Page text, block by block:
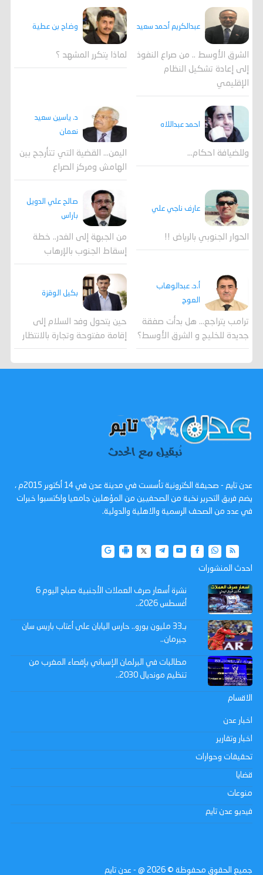
عبدالكريم أحمد سعيد
الشرق الأوسط .. من صراع النفوذ
إلى إعادة تشكيل النظام
الإقليمي
وضاح بن عطية
لماذا يتكرر المشهد ؟
احمد عبداللاه
وللضيافة احكام…
د. ياسين سعيد
نعمان
اليمن… القضية التي تتأرجح بين
الهامش ومركز الصراع
عارف ناجي علي
الحوار الجنوبي بالرياض !!
صالح علي الدويل
باراس
من الجبهة إلى الغدر.. خطة
إسقاط الجنوب بالإرهاب
أ.د. عبدالوهاب
العوج
ترامب يتراجع... هل بدأت صفقة
جديدة للخليج و الشرق الأوسط؟
بكيل الوقزة
حين يتحول وفد السلام إلى
إقامة مفتوحة وتجارة بالانتظار
عدن تايم - صحيفة الكترونية تأسست في مدينة عدن في 14 أكتوبر 2015م ،
يضم فريق التحرير نخبة من الصحفيين من المؤهلين جامعيا واكتسبوا خبرات
في عدد من الصحف الرسمية والاهلية والدولية.
احدث المنشورات
نشرة أسعار صرف العملات الأجنبية صباح اليوم 6
أغسطس 2026..
بـ33 مليون يورو.. حارس اليابان على أعتاب باريس سان
جيرمان..
مطالبات في البرلمان الإسباني بإقصاء المغرب من
تنظيم مونديال 2030..
الاقسام
اخبار عدن
اخبار وتقارير
تحقيقات وحوارات
قضايا
منوعات
فيديو عدن تايم
جميع الحقوق محفوظة © 2026 @ - عدن تايم